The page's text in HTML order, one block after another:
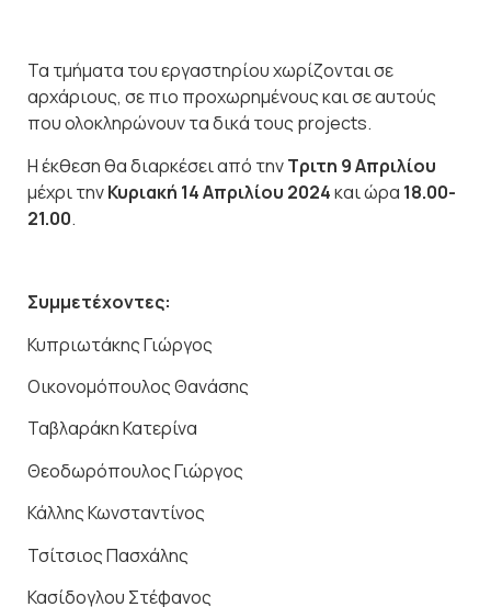
Τα τμήματα του εργαστηρίου χωρίζονται σε
αρχάριους, σε πιο προχωρημένους και σε αυτούς
που ολοκληρώνουν τα δικά τους projects.
Η έκθεση θα διαρκέσει από τηνΤριτη 9 Απριλίου
μέχρι τηνΚυριακή 14 Απριλίου 2024και ώρα 18.00-
21.00.
Συμμετέχοντες:
Κυπριωτάκης Γιώργος
Οικονομόπουλος Θανάσης
Ταβλαράκη Κατερίνα
Θεοδωρόπουλος Γιώργος
Κάλλης Κωνσταντίνος
Τσίτσιος Πασχάλης
Κασίδογλου Στέφανος